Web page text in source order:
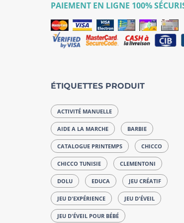
PAIEMENT EN LIGNE 100%
ÉTIQUETTES PRODUIT
ACTIVITÉ MANUELLE
AIDE A LA MARCHE BARBIE
CATALOGUE PRINTEMPS CHICCO
CHICCO TUNISIE CLEMENTONI
DOLU EDUCA JEU CRÉATIF
JEU D'EXPÉRIENCE JEU D'ÉVEIL
JEU D'ÉVEIL POUR BÉBÉ